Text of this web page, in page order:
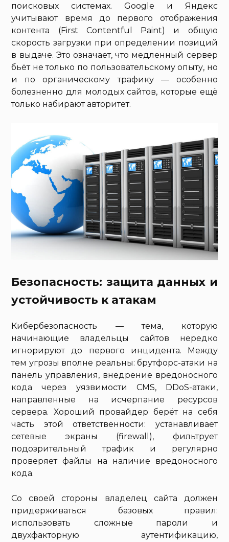
поисковых системах. Google и Яндекс
учитывают время до первого отображения
контента (First Contentful Paint) и общую
скорость загрузки при определении позиций
в выдаче. Это означает, что медленный сервер
бьёт не только по пользовательскому опыту, но
и по органическому трафику — особенно
болезненно для молодых сайтов, которые ещё
только набирают авторитет.
Безопасность: защита данных и
устойчивость к атакам
Кибербезопасность — тема, которую
начинающие владельцы сайтов нередко
игнорируют до первого инцидента. Между
тем угрозы вполне реальны: брутфорс-атаки на
панель управления, внедрение вредоносного
кода через уязвимости CMS, DDoS-атаки,
направленные на исчерпание ресурсов
сервера. Хороший провайдер берёт на себя
часть этой ответственности: устанавливает
сетевые экраны (firewall), фильтрует
подозрительный трафик и регулярно
проверяет файлы на наличие вредоносного
кода.
Со своей стороны владелец сайта должен
придерживаться базовых правил:
использовать сложные пароли и
двухфакторную аутентификацию,